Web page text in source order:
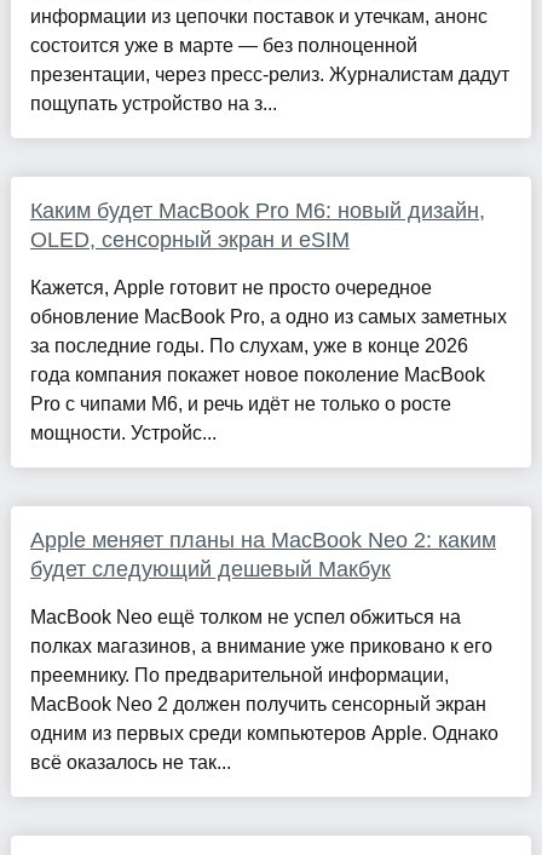
информации из цепочки поставок и утечкам, анонс
состоится уже в марте — без полноценной
презентации, через пресс-релиз. Журналистам дадут
пощупать устройство на з...
Каким будет MacBook Pro M6: новый дизайн,
OLED, сенсорный экран и eSIM
Кажется, Apple готовит не просто очередное
обновление MacBook Pro, а одно из самых заметных
за последние годы. По слухам, уже в конце 2026
года компания покажет новое поколение MacBook
Pro с чипами M6, и речь идёт не только о росте
мощности. Устройс...
Apple меняет планы на MacBook Neo 2: каким
будет следующий дешевый Макбук
MacBook Neo ещё толком не успел обжиться на
полках магазинов, а внимание уже приковано к его
преемнику. По предварительной информации,
MacBook Neo 2 должен получить сенсорный экран
одним из первых среди компьютеров Apple. Однако
всё оказалось не так...